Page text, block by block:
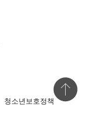
청소년보호정책
상단 바로